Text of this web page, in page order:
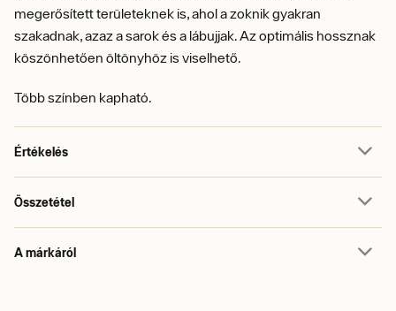
megerősített területeknek is, ahol a zoknik gyakran
szakadnak, azaz a sarok és a lábujjak. Az optimális hossznak
köszönhetően öltönyhöz is viselhető.
Több színben kapható.
Értékelés
Összetétel
A márkáról